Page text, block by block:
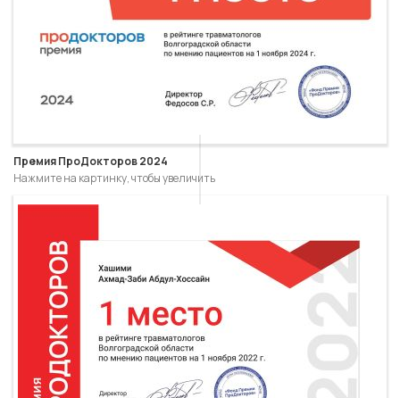
Премия ПроДокторов 2024
Нажмите на картинку, чтобы увеличить